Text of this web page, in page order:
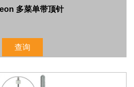
多菜单带顶针
查询